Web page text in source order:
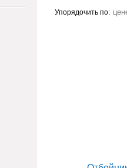
Упорядочить по: